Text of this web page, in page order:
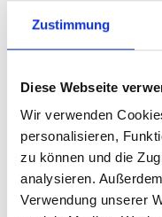
Zustimmung
Diese Webseite
Wir verwenden
personalisieren,
zu können und die
analysieren.
Verwendung unserer
IN
Produktdetails